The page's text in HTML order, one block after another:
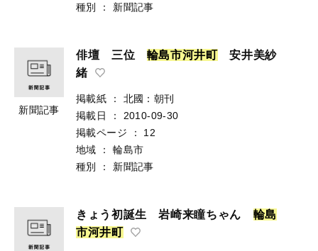
種別
： 新聞記事
新聞記事
俳壇 三位 輪島市河井町安井美紗
緒
掲載紙 ：
北國：朝刊
掲載日
：
2010-09-30
掲載ページ
：
12
地域
：
輪島市
種別
： 新聞記事
きょう初誕生 岩崎来瞳ちゃん 輪島
市河井町